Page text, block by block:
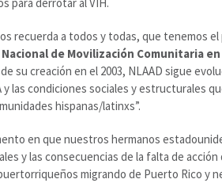
para derrotar al VIH.
recuerda a todos y todas, que tenemos el
de Movilización Comunitaria en
su creación en el 2003, NLAAD sigue
las condiciones sociales y estructurales
hispanas/latinxs”.
en que nuestros hermanos
y las consecuencias de la falta de acción
migrando de Puerto Rico y